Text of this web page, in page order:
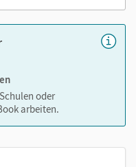
oder
arbeiten.